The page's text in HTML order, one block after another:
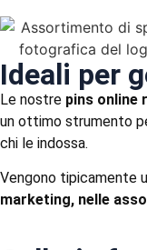
Ideali per
Le nostre pins online
un ottimo strumento
chi le indossa.
Vengono tipicamente
marketing, nelle